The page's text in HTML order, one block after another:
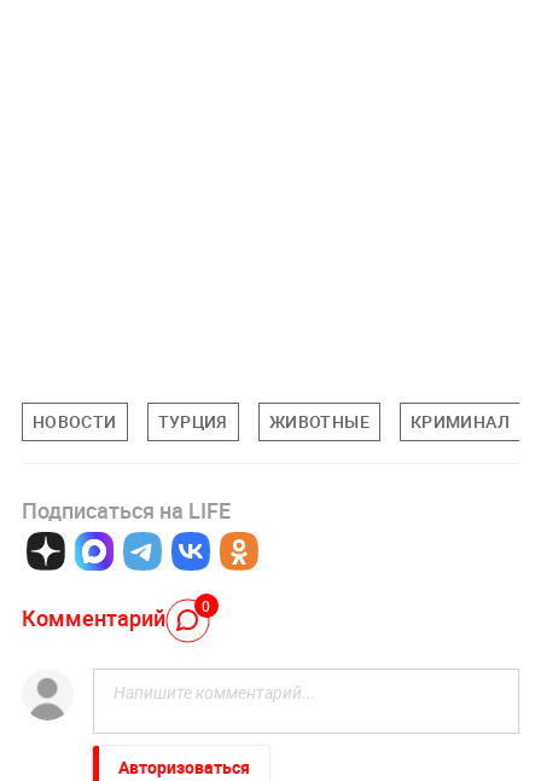
НОВОСТИ ТУРЦИЯ ЖИВОТНЫЕ КРИМИНАЛ
Подписаться на LIFE
Комментарий 0
Авторизоваться